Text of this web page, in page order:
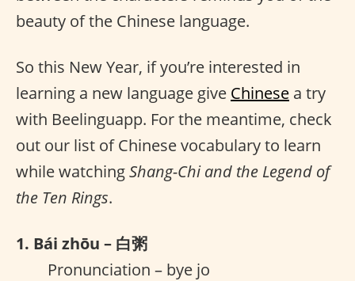
beauty of the Chinese language.
So this New Year, if you’re interested in
learning a new language give Chinese a try
with Beelinguapp. For the meantime, check
out our list of Chinese vocabulary to learn
while watchingShang-Chi and the Legend of
the Ten Rings.
1. Bái zhōu – 白粥
Pronunciation – bye jo